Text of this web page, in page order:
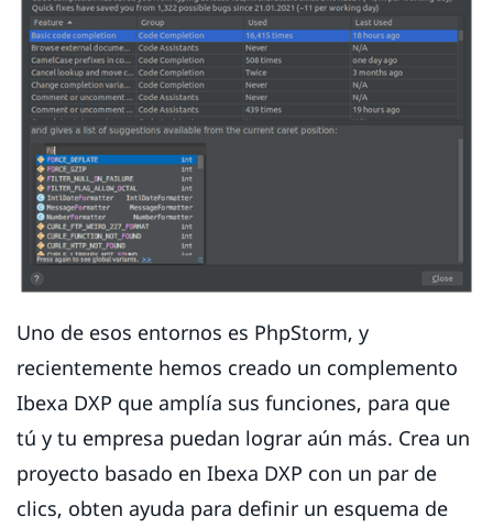
Uno de esos entornos es PhpStorm, y
recientemente hemos creado un complemento
Ibexa DXP que amplía sus funciones, para que
tú y tu empresa puedan lograr aún más. Crea un
proyecto basado en Ibexa DXP con un par de
clics, obten ayuda para definir un esquema de